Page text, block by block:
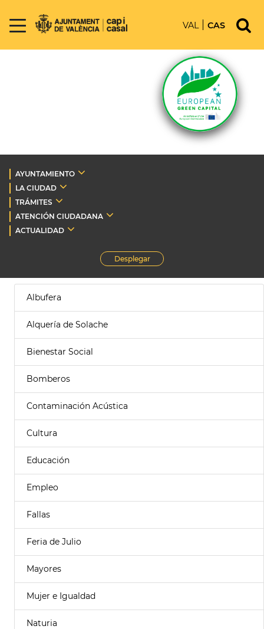
VAL CAS
AYUNTAMIENTO
LA CIUDAD
TRÁMITES
ATENCIÓN CIUDADANA
ACTUALIDAD
Desplegar
Albufera
Alquería de Solache
Bienestar Social
Bomberos
Contaminación Acústica
Cultura
Educación
Empleo
Fallas
Feria de Julio
Mayores
Mujer e Igualdad
Naturia